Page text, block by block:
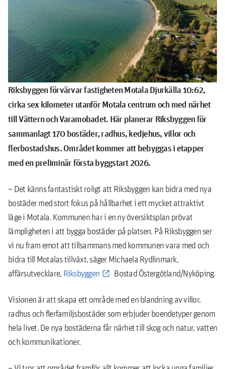
Riksbyggen förvärvar fastigheten Motala Djurkälla 10:62,
cirka sex kilometer utanför Motala centrum och med närhet
till Vättern och Varamobadet. Här planerar Riksbyggen för
sammanlagt 170 bostäder, radhus, kedjehus, villor och
flerbostadshus. Området kommer att bebyggas i etapper
med en preliminär första byggstart 2026.
– Det känns fantastiskt roligt att Riksbyggen kan bidra med nya
bostäder med stort fokus på hållbarhet i ett mycket attraktivt
läge i Motala. Kommunen har i en ny översiktsplan prövat
lämpligheten i att bygga bostäder på platsen. På Riksbyggen ser
vi nu fram emot att tillsammans med kommunen vara med och
bidra till Motalas tillväxt, säger Michaela Rydlinmark,
affärsutvecklare, Riksbyggen Bostad Östergötland/Nyköping.
Visionen är att skapa ett område med en blandning av villor,
radhus och flerfamiljsbostäder som erbjuder boendetyper genom
hela livet. De nya bostäderna får närhet till skog och natur, vatten
och kommunikationer.